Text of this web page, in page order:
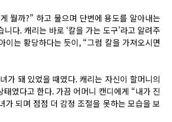
뭘까?” 하고 물으며 단번에 용도를 알아내는
다. 캐리는 바로 ‘칼을 가는 도구’라고 알려주
는 황당하다는 듯이, “그럼 칼을 가져오시면
가 돼 있었을 때였다. 캐리는 자신이 할머니의
였다고 한다. 가끔 어머니 캔디에게 “내가 진
되며 점점 더 감정 조절을 못하는 모습을 보